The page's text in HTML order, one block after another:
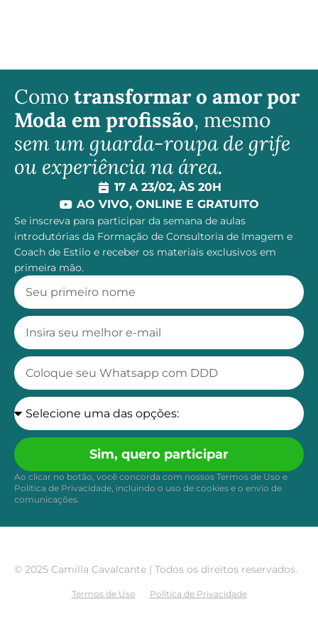
Comotransformar o amor por
Moda em profissão, mesmo
sem um guarda-roupa de grife
ou experiência na área.
17 A 23/02, ÀS 20H
AO VIVO, ONLINE E GRATUITO
Se inscreva para participar da semana de aulas
introdutórias da Formação de Consultoria de Imagem e
Coach de Estilo e receber os materiais exclusivos em
primeira mão.
Sim, quero participar
Ao clicar no botão, você concorda com nossos Termos de Uso e
Política de Privacidade, incluindo o uso de cookies e o envio de
comunicações.
© 2025 Camilla Cavalcante | Todos os direitos reservados.
Termos de Uso Política de Privacidade